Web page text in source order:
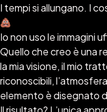
I tempi si allungano. I
Io non uso le immagini
Quello che creo è una
la mia visione, il mio
riconoscibili,
elemento è disegnato